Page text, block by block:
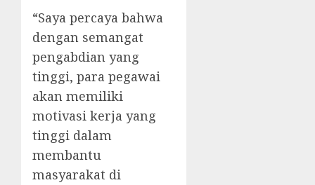
“Saya percaya bahwa
dengan semangat
pengabdian yang
tinggi, para pegawai
akan memiliki
motivasi kerja yang
tinggi dalam
membantu
masyarakat di